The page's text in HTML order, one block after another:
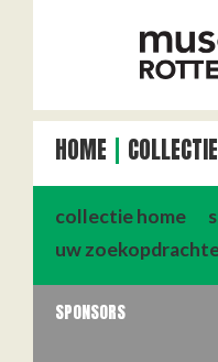
HOME COLLECTIE
collectie home
uw
SPONSORS